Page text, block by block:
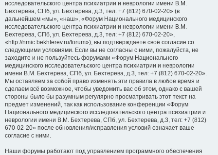
исследовательского центра психиатрии и неврологии имени В.М.
Бехтерева, СПб, ул. Бехтерева, д.3, тел: +7 (812) 670-02-20» (в
дальнейшем «мы», «наш», «Форум Национального медицинского
исследовательского центра психиатрии и неврологии имени В.М.
Бехтерева, СПб, ул. Бехтерева, д.3, тел: +7 (812) 670-02-20»,
«http://nmic.bekhterev.ru/forum»), вы подтверждаете своё согласие со
следующими условиями. Если вы не согласны с ними, пожалуйста, не
заходите и не пользуйтесь форумами «Форум Национального
медицинского исследовательского центра психиатрии и неврологии
имени В.М. Бехтерева, СПб, ул. Бехтерева, д.3, тел: +7 (812) 670-02-20».
Мы оставляем за собой право изменять эти правила в любое время и
сделаем всё возможное, чтобы уведомить вас об этом, однако с вашей
стороны было бы разумным регулярно просматривать этот текст на
предмет изменений, так как использование конференции «Форум
Национального медицинского исследовательского центра психиатрии и
неврологии имени В.М. Бехтерева, СПб, ул. Бехтерева, д.3, тел: +7 (812)
670-02-20» после обновления/исправления условий означает ваше
согласие с ними.
Наши форумы работают под управлением программного обеспечения